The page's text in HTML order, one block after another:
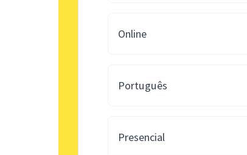
Online
Português
Presencial